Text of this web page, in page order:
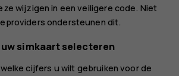
wijzigen in een veiligere code. Niet
ondersteunen dit.
uw simkaart selecteren
cijfers u wilt gebruiken voor de